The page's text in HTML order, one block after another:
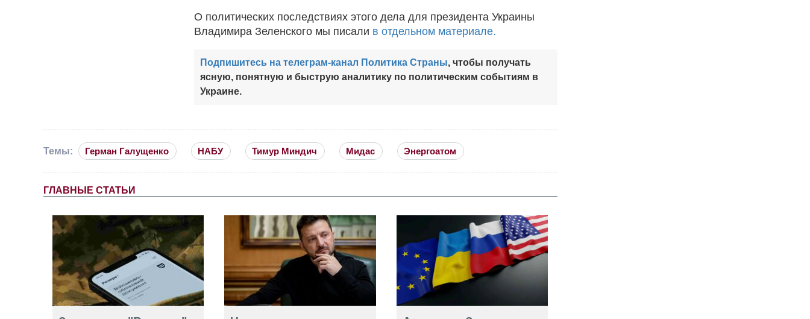
О политических последствиях этого дела для президента Украины
Владимира Зеленского мы писали в отдельном материале.
Подпишитесь на телеграм-канал Политика Страны, чтобы получать
ясную, понятную и быструю аналитику по политическим событиям в
Украине.
Темы: Герман Галущенко НАБУ Тимур Миндич Мидас Энергоатом
ГЛАВНЫЕ СТАТЬИ